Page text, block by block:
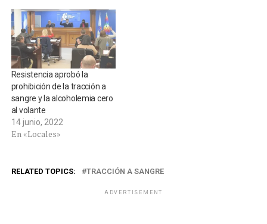
Resistencia aprobó la
prohibición de la tracción a
sangre y la alcoholemia cero
al volante
14 junio, 2022
En «Locales»
RELATED TOPICS: TRACCIÓN A SANGRE
ADVERTISEMENT